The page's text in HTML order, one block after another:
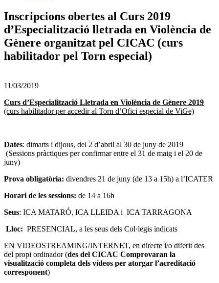
Inscripcions obertes al Curs 2019
d’Especialització lletrada en Violència de
Gènere organitzat pel CICAC (curs
habilitador pel Torn especial)
11/03/2019
Curs d’Especialització Lletrada en Violència de Gènere 2019
(curs habilitador per accedir al Torn d’Ofici especial de ViGe)
Dates: dimarts i dijous, del 2 d’abril al 30 de juny de 2019
(Sessions pràctiques per confirmar entre el 31 de maig i el 20 de
juny)
Prova obligatòria: divendres 21 de juny (de 13 a 15h) a l’ICATER
Horari de les sessions: de 14 a 16h
Seus: ICA MATARÓ, ICA LLEIDA i ICA TARRAGONA
Lloc: PRESENCIAL, a les seus dels Col·legis indicats
EN VIDEOSTREAMING/INTERNET, en directe i/o diferit des
del propi ordinador (des del CICAC Comprovaran la
visualització completa dels vídeos per atorgar l’acreditació
corresponent)